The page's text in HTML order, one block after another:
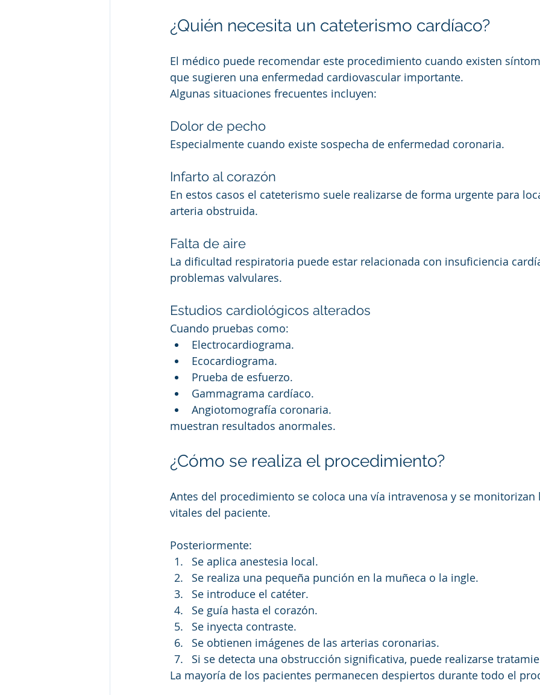
¿Quién necesita un cateterismo cardíaco?
El médico puede recomendar este procedimiento cuando existen
que sugieren una enfermedad cardiovascular importante.
Algunas situaciones frecuentes incluyen:
Dolor de pecho
Especialmente cuando existe sospecha de enfermedad coronaria.
Infarto al corazón
En estos casos el cateterismo suele realizarse de forma urgente para
arteria obstruida.
Falta de aire
La dificultad respiratoria puede estar relacionada con insuficiencia
problemas valvulares.
Estudios cardiológicos alterados
Cuando pruebas como:
Electrocardiograma.
Ecocardiograma.
Prueba de esfuerzo.
Gammagrama cardíaco.
Angiotomografía coronaria.
muestran resultados anormales.
¿Cómo se realiza el procedimiento?
Antes del procedimiento se coloca una vía intravenosa y se monitorizan
vitales del paciente.
Posteriormente:
Se aplica anestesia local.
Se realiza una pequeña punción en la muñeca o la ingle.
Se introduce el catéter.
Se guía hasta el corazón.
Se inyecta contraste.
Se obtienen imágenes de las arterias coronarias.
Si se detecta una obstrucción significativa, puede realizarse
La mayoría de los pacientes permanecen despiertos durante todo el